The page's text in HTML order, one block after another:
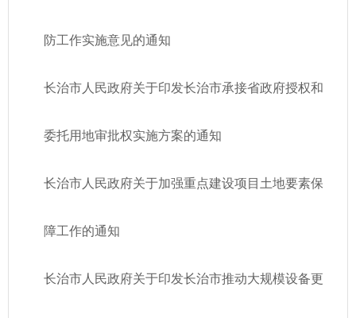
防工作实施意见的通知
长治市人民政府关于印发长治市承接省政府授权和
委托用地审批权实施方案的通知
长治市人民政府关于加强重点建设项目土地要素保
障工作的通知
长治市人民政府关于印发长治市推动大规模设备更